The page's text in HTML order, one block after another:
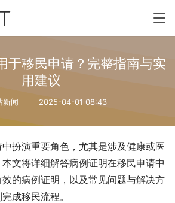
于移民申请？完整指南与实
用建议
新闻 2025-04-01 08:43
扮演重要角色，尤其是涉及健康或医
文将详细解答病例证明在移民申请中
的病例证明，以及常见问题与解决方
成移民流程。